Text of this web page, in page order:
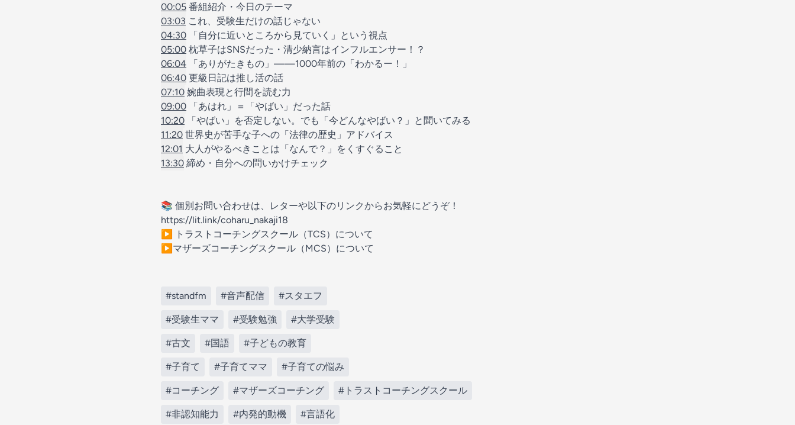
00:05 番組紹介・今日のテーマ
03:03 これ、受験生だけの話じゃない
04:30 「自分に近いところから見ていく」という視点
05:00 枕草子はSNSだった・清少納言はインフルエンサー！？
06:04 「ありがたきもの」——1000年前の「わかるー！」
06:40 更級日記は推し活の話
07:10 婉曲表現と行間を読む力
09:00 「あはれ」＝「やばい」だった話
10:20 「やばい」を否定しない。でも「今どんなやばい？」と聞いてみる
11:20 世界史が苦手な子への「法律の歴史」アドバイス
12:01 大人がやるべきことは「なんで？」をくすぐること
13:30 締め・自分への問いかけチェック
📚 個別お問い合わせは、レターや以下のリンクからお気軽にどうぞ！
https://lit.link/coharu_nakaji18
▶︎ トラストコーチングスクール（TCS）について
▶︎マザーズコーチングスクール（MCS）について
#standfm #音声配信 #スタエフ
#受験生ママ #受験勉強 #大学受験
#古文 #国語 #子どもの教育
#子育て #子育てママ #子育ての悩み
#コーチング #マザーズコーチング #トラストコーチングスクール
#非認知能力 #内発的動機 #言語化